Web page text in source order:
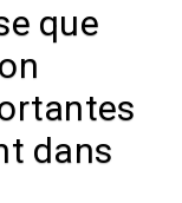
que
dans